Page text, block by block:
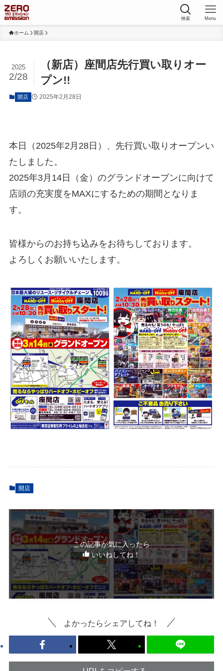
検索 Menu
ホーム 開店
（新店）座間店先行買い取りオー
プン!!
2025
2/28
開店 2025年2月28日
本日（2025年2月28日）、先行買い取りオープンい
たしました。
2025年3月14日（金）のグランドオープンに向けて
店頭の充実度をMAXにするための期間となりま
す。
皆様からのお持ち込みをお待ちしております。
よろしくお願いいたします。
開店
この記事が気に入ったら
いいねしてね！
よかったらシェアしてね！